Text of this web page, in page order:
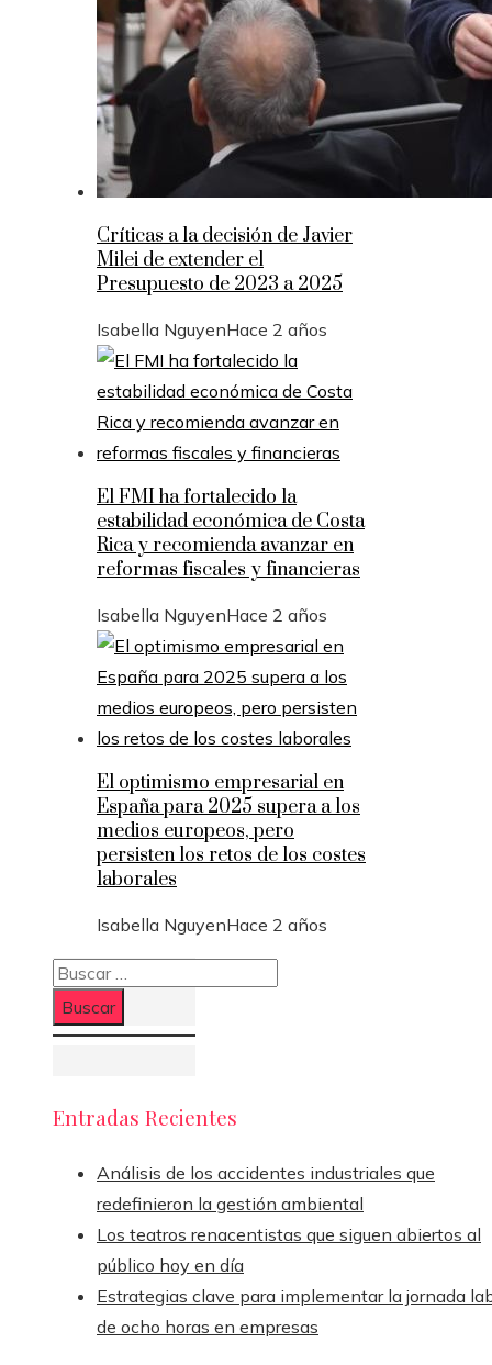
Críticas a la decisión de Javier
Milei de extender el
Presupuesto de 2023 a 2025
Isabella NguyenHace 2 años
El FMI ha fortalecido la
estabilidad económica de Costa
Rica y recomienda avanzar en
reformas fiscales y financieras
Isabella NguyenHace 2 años
El optimismo empresarial en
España para 2025 supera a los
medios europeos, pero
persisten los retos de los costes
laborales
Isabella NguyenHace 2 años
Buscar:
Entradas Recientes
Análisis de los accidentes industriales que
redefinieron la gestión ambiental
Los teatros renacentistas que siguen abiertos al
público hoy en día
Estrategias clave para implementar la jornada
de ocho horas en empresas